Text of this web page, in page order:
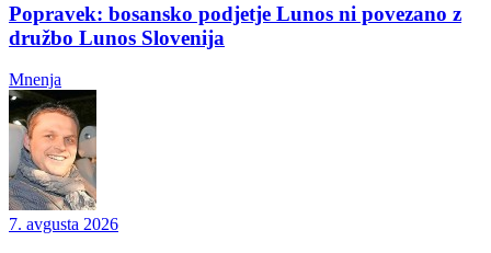
Popravek: bosansko podjetje Lunos ni povezano z
družbo Lunos Slovenija
Mnenja
7. avgusta 2026